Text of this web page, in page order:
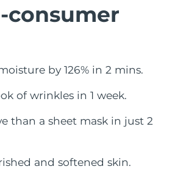
consumer
by 126% in 2 mins.
of wrinkles in 1 week.
than a sheet mask in just 2
and softened skin.
預計送達日期 8/11/26